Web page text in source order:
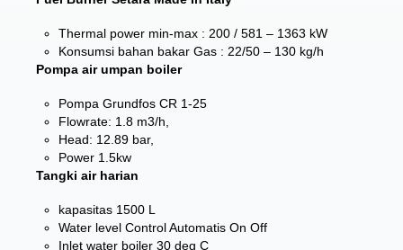
Thermal power min-max : 200 / 581 – 1363 kW
Konsumsi bahan bakar Gas : 22/50 – 130 kg/h
Pompa air umpan boiler
Pompa Grundfos CR 1-25
Flowrate: 1.8 m3/h,
Head: 12.89 bar,
Power 1.5kw
Tangki air harian
kapasitas 1500 L
Water level Control Automatis On Off
Inlet water boiler 30 deg C